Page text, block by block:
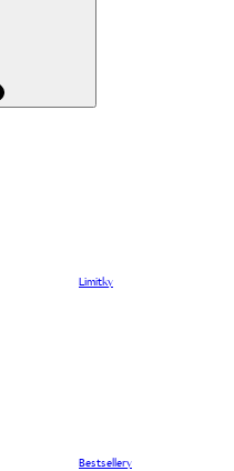
Limitky
Bestsellery